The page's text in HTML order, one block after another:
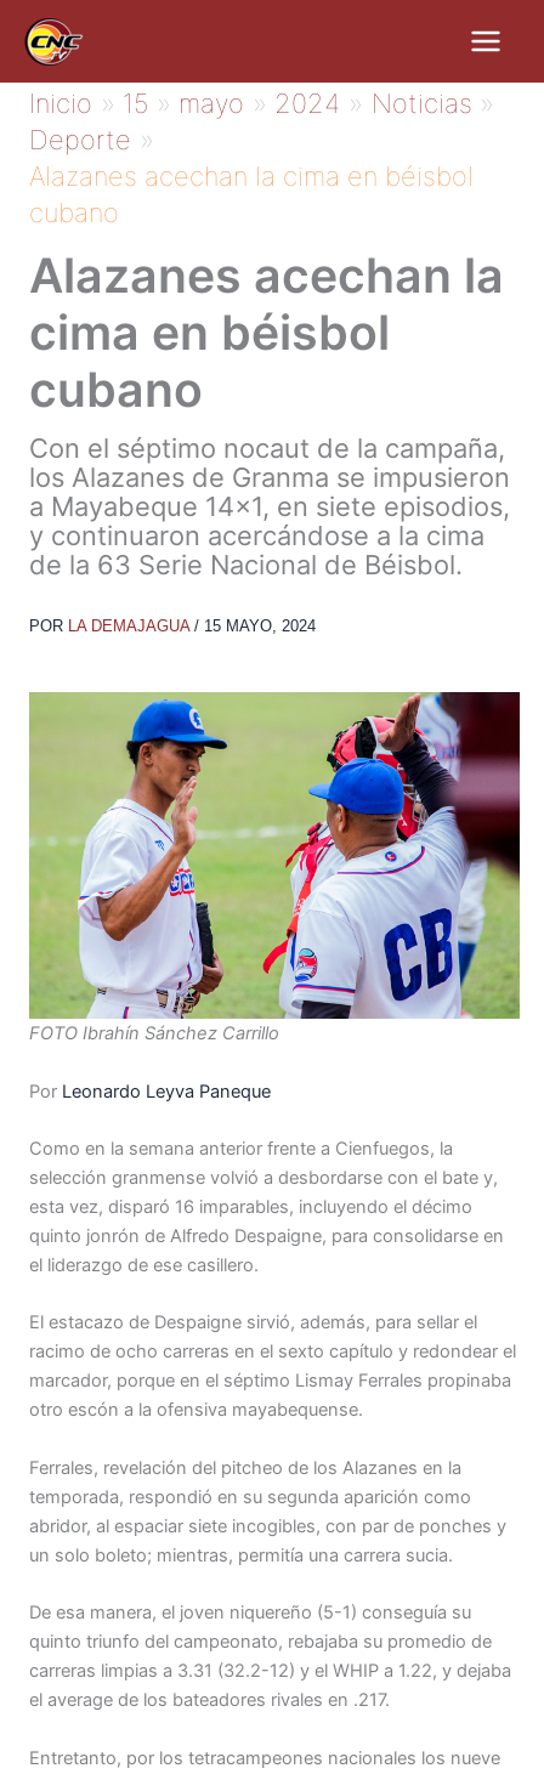
contenido
Inicio 15 mayo 2024
Noticias
Deporte
Alazanes acechan la cima en béisbol
cubano
Alazanes acechan la
cima en béisbol
cubano
Con el séptimo nocaut de la campaña,
los Alazanes de Granma se impusieron
a Mayabeque 14×1, en siete episodios,
y continuaron acercándose a la cima
de la 63 Serie Nacional de Béisbol.
POR LA DEMAJAGUA / 15 MAYO, 2024
FOTO Ibrahín Sánchez Carrillo
Por Leonardo Leyva Paneque
Como en la semana anterior frente a Cienfuegos, la
selección granmense volvió a desbordarse con el bate y,
esta vez, disparó 16 imparables, incluyendo el décimo
quinto jonrón de Alfredo Despaigne, para consolidarse en
el liderazgo de ese casillero.
El estacazo de Despaigne sirvió, además, para sellar el
racimo de ocho carreras en el sexto capítulo y redondear el
marcador, porque en el séptimo Lismay Ferrales propinaba
otro escón a la ofensiva mayabequense.
Ferrales, revelación del pitcheo de los Alazanes en la
temporada, respondió en su segunda aparición como
abridor, al espaciar siete incogibles, con par de ponches y
un solo boleto; mientras, permitía una carrera sucia.
De esa manera, el joven niquereño (5-1) conseguía su
quinto triunfo del campeonato, rebajaba su promedio de
carreras limpias a 3.31 (32.2-12) y el WHIP a 1.22, y dejaba
el average de los bateadores rivales en .217.
Entretanto, por los tetracampeones nacionales los nueve